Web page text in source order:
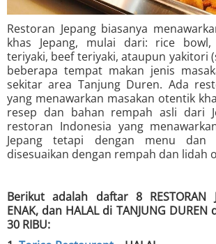
Restoran Jepang biasanya
khas Jepang, mulai dari: rice bowl,
teriyaki, beef teriyaki, ataupun yakitori
beberapa tempat makan jenis
sekitar area Tanjung Duren. Ada
yang menawarkan masakan otentik
resep dan bahan rempah asli dari
restoran Indonesia yang
Jepang tetapi dengan menu
disesuaikan dengan rempah dan lidah
Berikut adalah daftar 8 RESTORAN
ENAK, dan HALAL di TANJUNG DUREN
30 RIBU: